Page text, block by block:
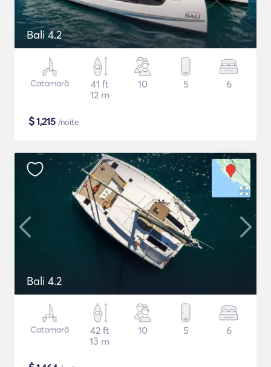
Bali 4.2
Catamarã
41 ft
12 m
10 5 6
$1,215 /noite
Bali 4.2
Catamarã
42 ft
13 m
10 5 6